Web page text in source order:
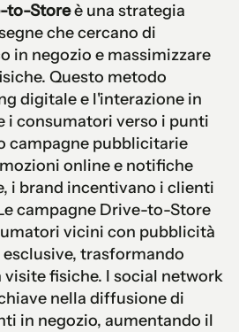
to-Storeè una strategia
che cercano di
in negozio e massimizzare
Questo metodo
digitale e l'interazione in
i consumatori verso i punti
campagne pubblicitarie
online e notifiche
i brand incentivano i clienti
campagne Drive-to-Store
vicini con pubblicità
trasformando
fisiche. I social network
nella diffusione di
in negozio, aumentando il